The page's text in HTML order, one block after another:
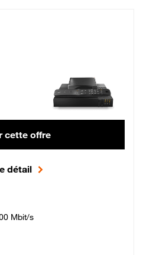
Lite Fibre
cette offre
détail
Mbit/s